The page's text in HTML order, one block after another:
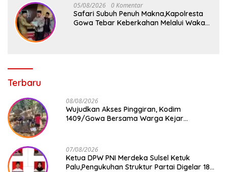
05/08/2026 0 Komentar
Safari Subuh Penuh Makna,Kapolresta
Gowa Tebar Keberkahan Melalui Wakaf
Terbaru
08/08/2026
Wujudkan Akses Pinggiran, Kodim
1409/Gowa Bersama Warga Kejar
07/08/2026
Ketua DPW PNI Merdeka Sulsel Ketuk
Palu,Pengukuhan Struktur Partai Digelar 18